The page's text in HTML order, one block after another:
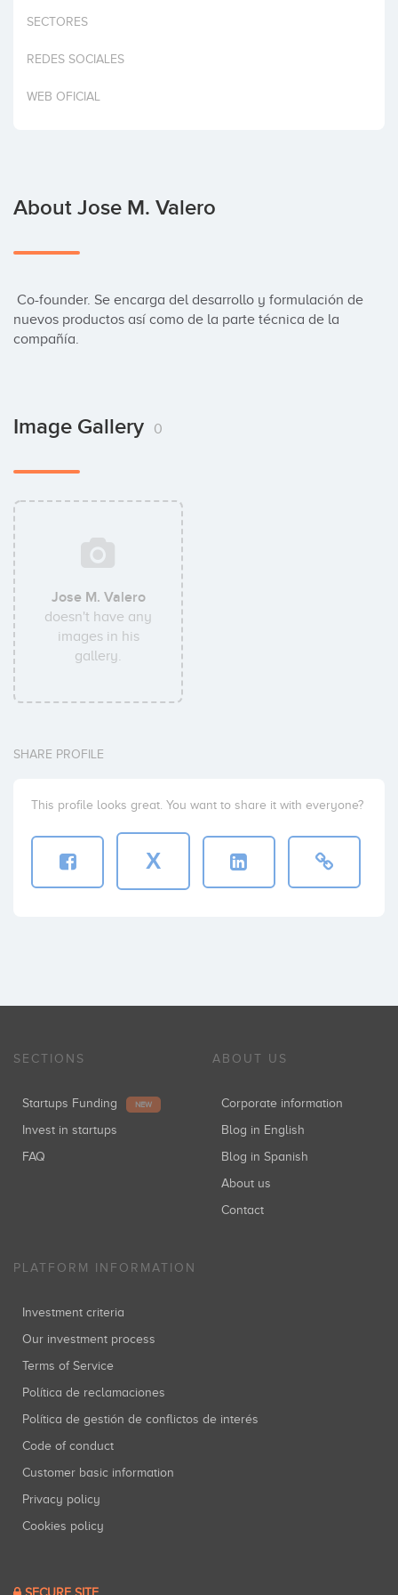
Invest
SECTORES
REDES SOCIALES
WEB OFICIAL
About Jose M. Valero
nuevos productos así como de la parte técnica de la
compañía.
Image Gallery 0
Jose M. Valero
doesn't have any
images in his
gallery.
SHARE PROFILE
This profile looks great. You want to share it with everyone?
X
SECTIONS
Startups Funding NEW
Invest in startups
FAQ
ABOUT US
Corporate information
Blog in English
Blog in Spanish
About us
Contact
PLATFORM INFORMATION
Investment criteria
Our investment process
Terms of Service
Política de reclamaciones
Política de gestión de conflictos de interés
Code of conduct
Customer basic information
Privacy policy
Cookies policy